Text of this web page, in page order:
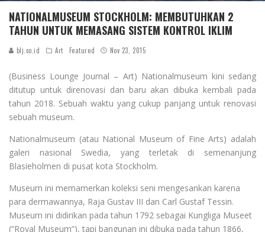
NATIONALMUSEUM STOCKHOLM: MEMBUTUHKAN 2
TAHUN UNTUK MEMASANG SISTEM KONTROL IKLIM
blj.co.id Art Featured Nov 23, 2015
(Business Lounge Journal – Art) Nationalmuseum kini sedang
ditutup untuk direnovasi dan baru akan dibuka kembali pada
tahun 2018. Sebuah waktu yang cukup panjang untuk renovasi
sebuah museum.
Nationalmuseum (atau National Museum of Fine Arts) adalah
galeri nasional Swedia, yang terletak di semenanjung
Blasieholmen di pusat kota Stockholm.
Museum ini memamerkan koleksi seni mengesankan karena
para dermawannya, Raja Gustav III dan Carl Gustaf Tessin.
Museum ini didirikan pada tahun 1792 sebagai Kungliga Museet
(“Royal Museum”), tapi bangunan ini dibuka pada tahun 1866,